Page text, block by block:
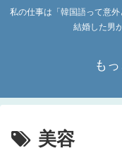
私の仕事は「韓国語って意
結婚した男
も
美容